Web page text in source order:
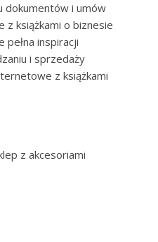
dokumentów i umów
z książkami o biznesie
pełna inspiracji
i sprzedaży
z książkami
z akcesoriami